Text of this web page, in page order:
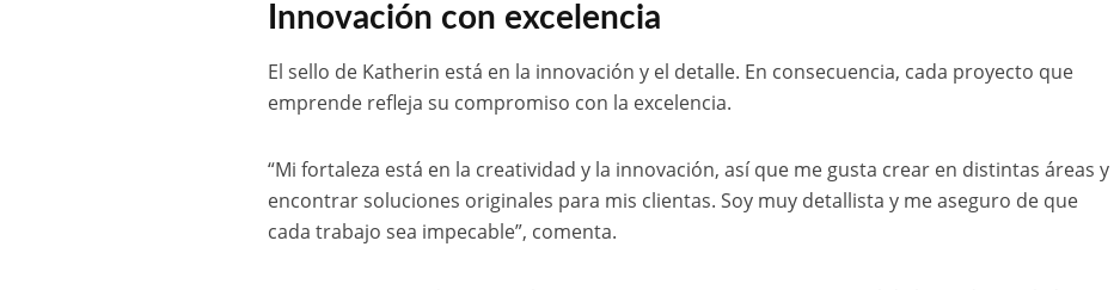
Innovación con excelencia
El sello de Katherin está en la innovación y el detalle. En consecuencia, cada proyecto que
emprende refleja su compromiso con la excelencia.
“Mi fortaleza está en la creatividad y la innovación, así que me gusta crear en distintas áreas y
encontrar soluciones originales para mis clientas. Soy muy detallista y me aseguro de que
cada trabajo sea impecable”, comenta.